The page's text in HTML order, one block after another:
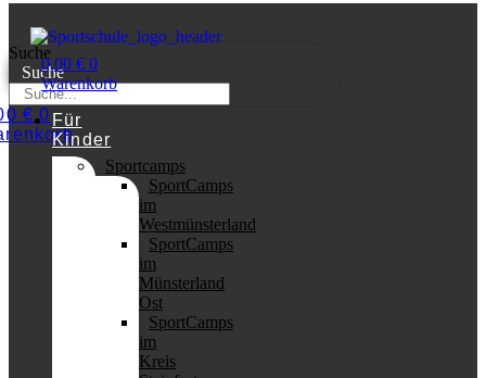
Suche
Suche
€ 0
0,00 € 0
Warenkorb
Für
Kinder
Sportcamps
SportCamps
im
Westmünsterland
SportCamps
im
Münsterland
Ost
SportCamps
im
Kreis